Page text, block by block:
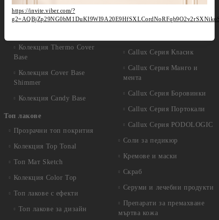
Колекции цветни бази
Колекция Thermo Cover
Base
Колекция Cover Base
Shimmer
Колекция Candy Base
Топ лакове
Прозрачни топ покрития
Колекция Top Tonal
Топ Мат Sketch
Колекция Color Top
Топ лакове с ефекти
Топ лакове за дизайн
Продукти за педикюр Callux
Избери по серия
Callux Серия Класик
Callux Серия Манго и
мента
Callux Серия Боровинки
Callux Серия Портокали
Callux Серия PODOLOGIC
Соли за педикюр
Кремове и маски
Скраб
Серуми и лечебни продукти
Препарати за премахване
мъртва кожа
https://invite.viber.com/?